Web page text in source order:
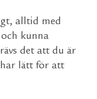
alltid med
kunna
det att du är
har lätt för att